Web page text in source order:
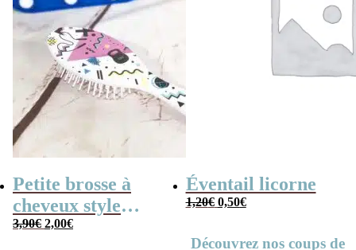
Petite brosse à
cheveux style
années 80
3,90€ Le
prix
2,00€Le
prix
Éventail licorne
1,20€ Le
prix
0,50€Le
prix
Découvrez nos coups de